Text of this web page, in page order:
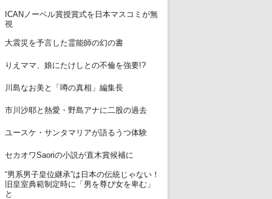
8
ICANノーベル賞授賞式を日本マスコミが無
視
9
大震災を予言した霊能師の幻の書
10
りえママ、娘にたけしとの不倫を強要!?
11
川島なお美と「噂の真相」編集長
12
市川沙耶と熱愛・野島アナに二股の過去
13
ユースケ・サンタマリアが語るうつ体験
14
セカオワSaoriの小説が直木賞候補に
15
“男系男子皇位継承”は日本の伝統じゃない！
旧皇室典範制定時に「男を尊び女を卑む」
と